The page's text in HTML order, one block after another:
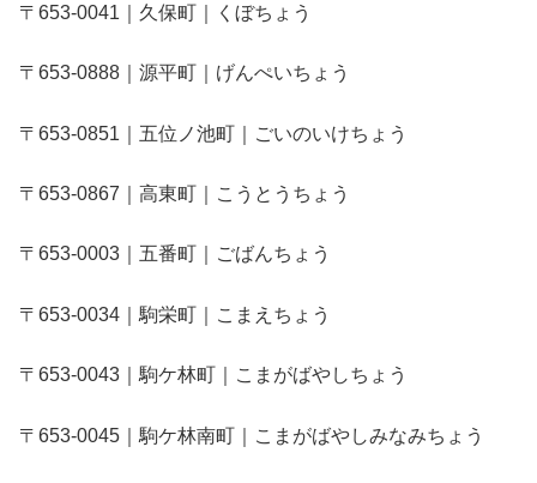
〒653-0041｜久保町｜くぼちょう
〒653-0888｜源平町｜げんぺいちょう
〒653-0851｜五位ノ池町｜ごいのいけちょう
〒653-0867｜高東町｜こうとうちょう
〒653-0003｜五番町｜ごばんちょう
〒653-0034｜駒栄町｜こまえちょう
〒653-0043｜駒ケ林町｜こまがばやしちょう
〒653-0045｜駒ケ林南町｜こまがばやしみなみちょう